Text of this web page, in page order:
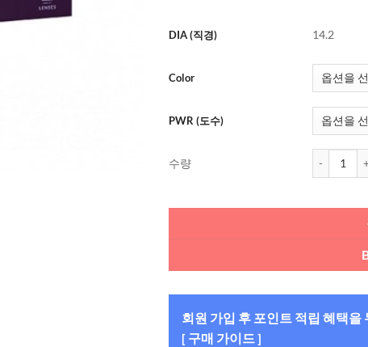
DIA (직경) 14.2
Color
PWR (도수)
수량
프레쉬콘
회원 가입 후 포인트 적립 혜택을
[ 구매 가이드 ]